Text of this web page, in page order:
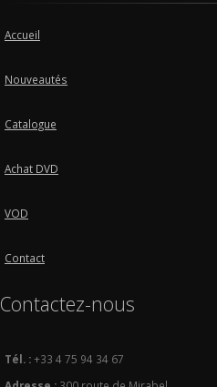
Accueil
Nouveautés
Catalogue
Achat DVD
VOD
Contact
Contactez-nous
Tél. :+33 4 75 94 34 67